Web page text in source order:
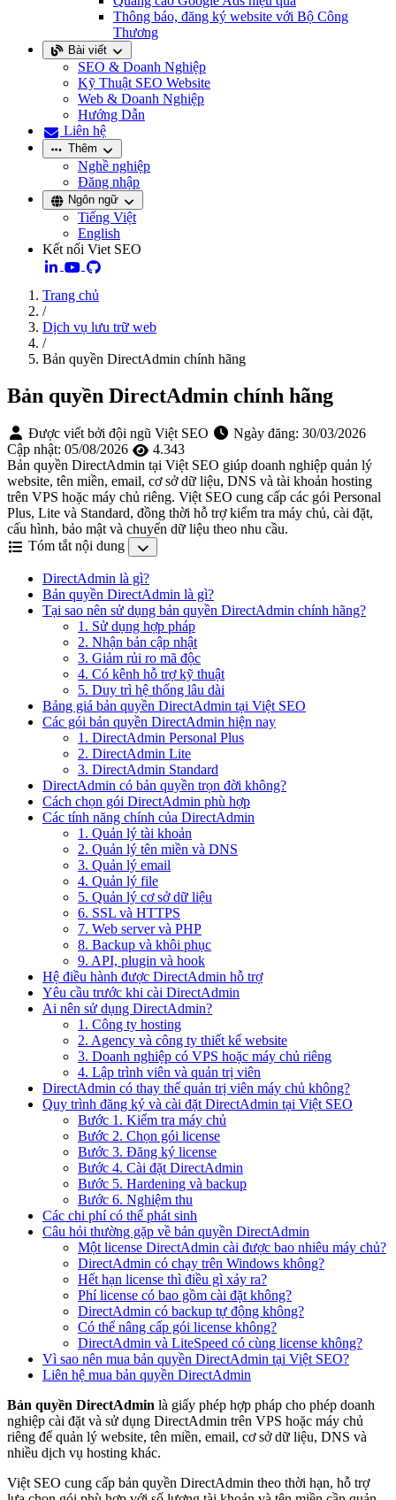
Thông báo, đăng ký website với Bộ Công
Thương
Bài viết
SEO & Doanh Nghiệp
Kỹ Thuật SEO Website
Web & Doanh Nghiệp
Hướng Dẫn
Liên hệ
Thêm
Nghề nghiệp
Đăng nhập
Ngôn ngữ
Tiếng Việt
English
Kết nối Viet SEO
Trang chủ
/
Dịch vụ lưu trữ web
/
Bản quyền DirectAdmin chính hãng
Bản quyền DirectAdmin chính hãng
Được viết bởi đội ngũ Việt SEO Ngày đăng: 30/03/2026
Cập nhật: 05/08/2026
4.343
Bản quyền DirectAdmin tại Việt SEO giúp doanh nghiệp quản lý
website, tên miền, email, cơ sở dữ liệu, DNS và tài khoản hosting
trên VPS hoặc máy chủ riêng. Việt SEO cung cấp các gói Personal
Plus, Lite và Standard, đồng thời hỗ trợ kiểm tra máy chủ, cài đặt,
cấu hình, bảo mật và chuyển dữ liệu theo nhu cầu.
Tóm tắt nội dung
DirectAdmin là gì?
Bản quyền DirectAdmin là gì?
Tại sao nên sử dụng bản quyền DirectAdmin chính hãng?
1. Sử dụng hợp pháp
2. Nhận bản cập nhật
3. Giảm rủi ro mã độc
4. Có kênh hỗ trợ kỹ thuật
5. Duy trì hệ thống lâu dài
Bảng giá bản quyền DirectAdmin tại Việt SEO
Các gói bản quyền DirectAdmin hiện nay
1. DirectAdmin Personal Plus
2. DirectAdmin Lite
3. DirectAdmin Standard
DirectAdmin có bản quyền trọn đời không?
Cách chọn gói DirectAdmin phù hợp
Các tính năng chính của DirectAdmin
1. Quản lý tài khoản
2. Quản lý tên miền và DNS
3. Quản lý email
4. Quản lý file
5. Quản lý cơ sở dữ liệu
6. SSL và HTTPS
7. Web server và PHP
8. Backup và khôi phục
9. API, plugin và hook
Hệ điều hành được DirectAdmin hỗ trợ
Yêu cầu trước khi cài DirectAdmin
Ai nên sử dụng DirectAdmin?
1. Công ty hosting
2. Agency và công ty thiết kế website
3. Doanh nghiệp có VPS hoặc máy chủ riêng
4. Lập trình viên và quản trị viên
DirectAdmin có thay thế quản trị viên máy chủ không?
Quy trình đăng ký và cài đặt DirectAdmin tại Việt SEO
Bước 1. Kiểm tra máy chủ
Bước 2. Chọn gói license
Bước 3. Đăng ký license
Bước 4. Cài đặt DirectAdmin
Bước 5. Hardening và backup
Bước 6. Nghiệm thu
Các chi phí có thể phát sinh
Câu hỏi thường gặp về bản quyền DirectAdmin
Một license DirectAdmin cài được bao nhiêu máy chủ?
DirectAdmin có chạy trên Windows không?
Hết hạn license thì điều gì xảy ra?
Phí license có bao gồm cài đặt không?
DirectAdmin có backup tự động không?
Có thể nâng cấp gói license không?
DirectAdmin và LiteSpeed có cùng license không?
Vì sao nên mua bản quyền DirectAdmin tại Việt SEO?
Liên hệ mua bản quyền DirectAdmin
Bản quyền DirectAdmin là giấy phép hợp pháp cho phép doanh
nghiệp cài đặt và sử dụng DirectAdmin trên VPS hoặc máy chủ
riêng để quản lý website, tên miền, email, cơ sở dữ liệu, DNS và
nhiều dịch vụ hosting khác.
Việt SEO cung cấp bản quyền DirectAdmin theo thời hạn, hỗ trợ